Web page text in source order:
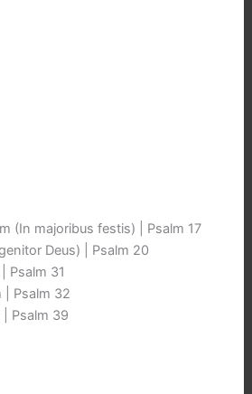
(In majoribus festis) | Psalm 17
Deus) | Psalm 20
Psalm 31
| Psalm 32
| Psalm 39